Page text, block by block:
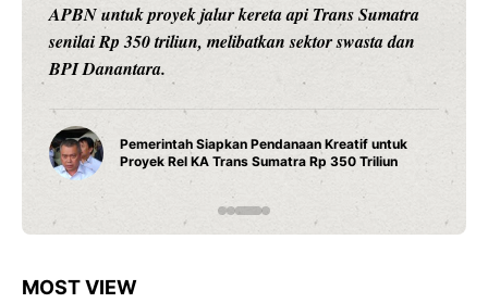
APBN untuk proyek jalur kereta api Trans Sumatra
senilai Rp 350 triliun, melibatkan sektor swasta dan
BPI Danantara.
Pemerintah Siapkan Pendanaan Kreatif untuk
Proyek Rel KA Trans Sumatra Rp 350 Triliun
MOST VIEW